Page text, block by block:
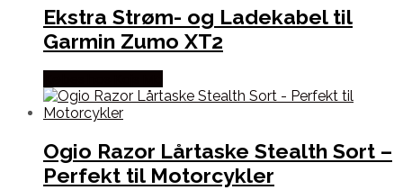
Ekstra Strøm- og Ladekabel til
Garmin Zumo XT2
Ogio Razor Lårtaske Stealth Sort –
Perfekt til Motorcykler